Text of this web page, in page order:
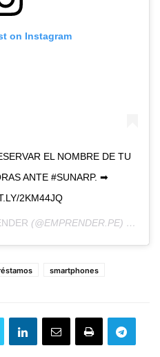
on Instagram
EL NOMBRE DE TU
ANTE #SUNARP. ➡
2KM44JQ
(@EMPRENDER.PE) ON
smartphones